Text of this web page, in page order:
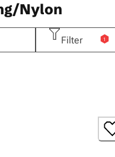
Nylon
Filter 1